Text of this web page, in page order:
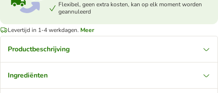
Flexibel, geen extra kosten, kan op elk moment worden
geannuleerd
Levertijd in 1-4 werkdagen. Meer
Productbeschrijving
Ingrediënten